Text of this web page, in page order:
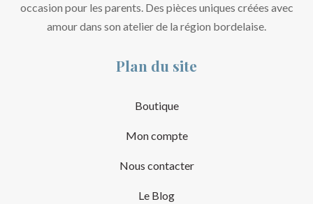
occasion pour les parents. Des pièces uniques créées avec
amour dans son atelier de la région bordelaise.
Plan du site
Boutique
Mon compte
Nous contacter
Le Blog